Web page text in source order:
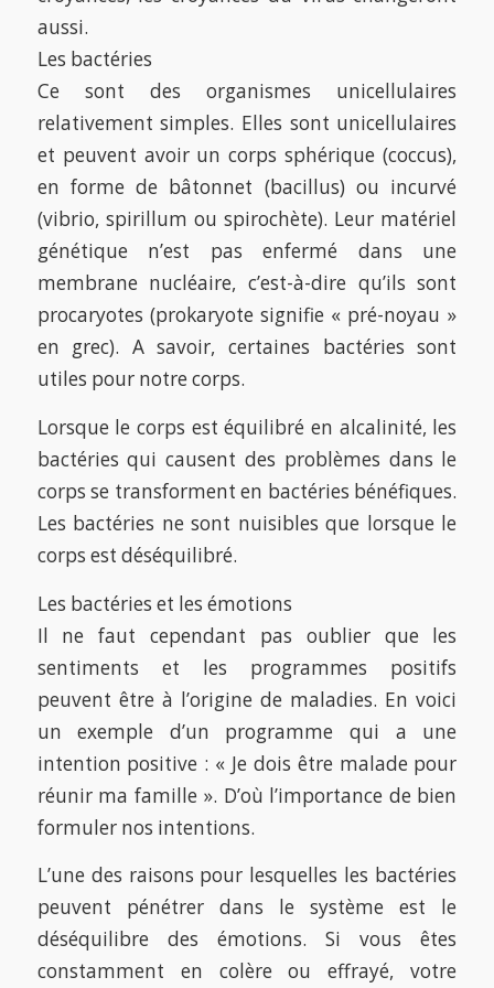
aussi.
Les bactéries
Ce sont des organismes unicellulaires
relativement simples. Elles sont unicellulaires
et peuvent avoir un corps sphérique (coccus),
en forme de bâtonnet (bacillus) ou incurvé
(vibrio, spirillum ou spirochète). Leur matériel
génétique n’est pas enfermé dans une
membrane nucléaire, c’est-à-dire qu’ils sont
procaryotes (prokaryote signifie « pré-noyau »
en grec). A savoir, certaines bactéries sont
utiles pour notre corps.
Lorsque le corps est équilibré en alcalinité, les
bactéries qui causent des problèmes dans le
corps se transforment en bactéries bénéfiques.
Les bactéries ne sont nuisibles que lorsque le
corps est déséquilibré.
Les bactéries et les émotions
Il ne faut cependant pas oublier que les
sentiments et les programmes positifs
peuvent être à l’origine de maladies. En voici
un exemple d’un programme qui a une
intention positive : « Je dois être malade pour
réunir ma famille ». D’où l’importance de bien
formuler nos intentions.
L’une des raisons pour lesquelles les bactéries
peuvent pénétrer dans le système est le
déséquilibre des émotions. Si vous êtes
constamment en colère ou effrayé, votre